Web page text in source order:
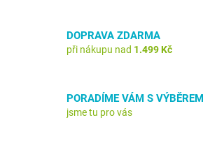
DOPRAVA ZDARMA
při nákupu nad 1.499 Kč
PORADÍME VÁM S VÝBĚREM
jsme tu pro vás